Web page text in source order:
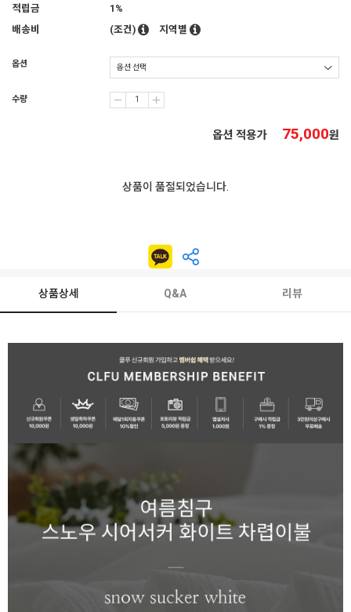
적립금
1%
배송비
(조건) 지역별
옵션
수량
옵션 적용가 75,000원
상품이 품절되었습니다.
상품상세 Q&A 리뷰